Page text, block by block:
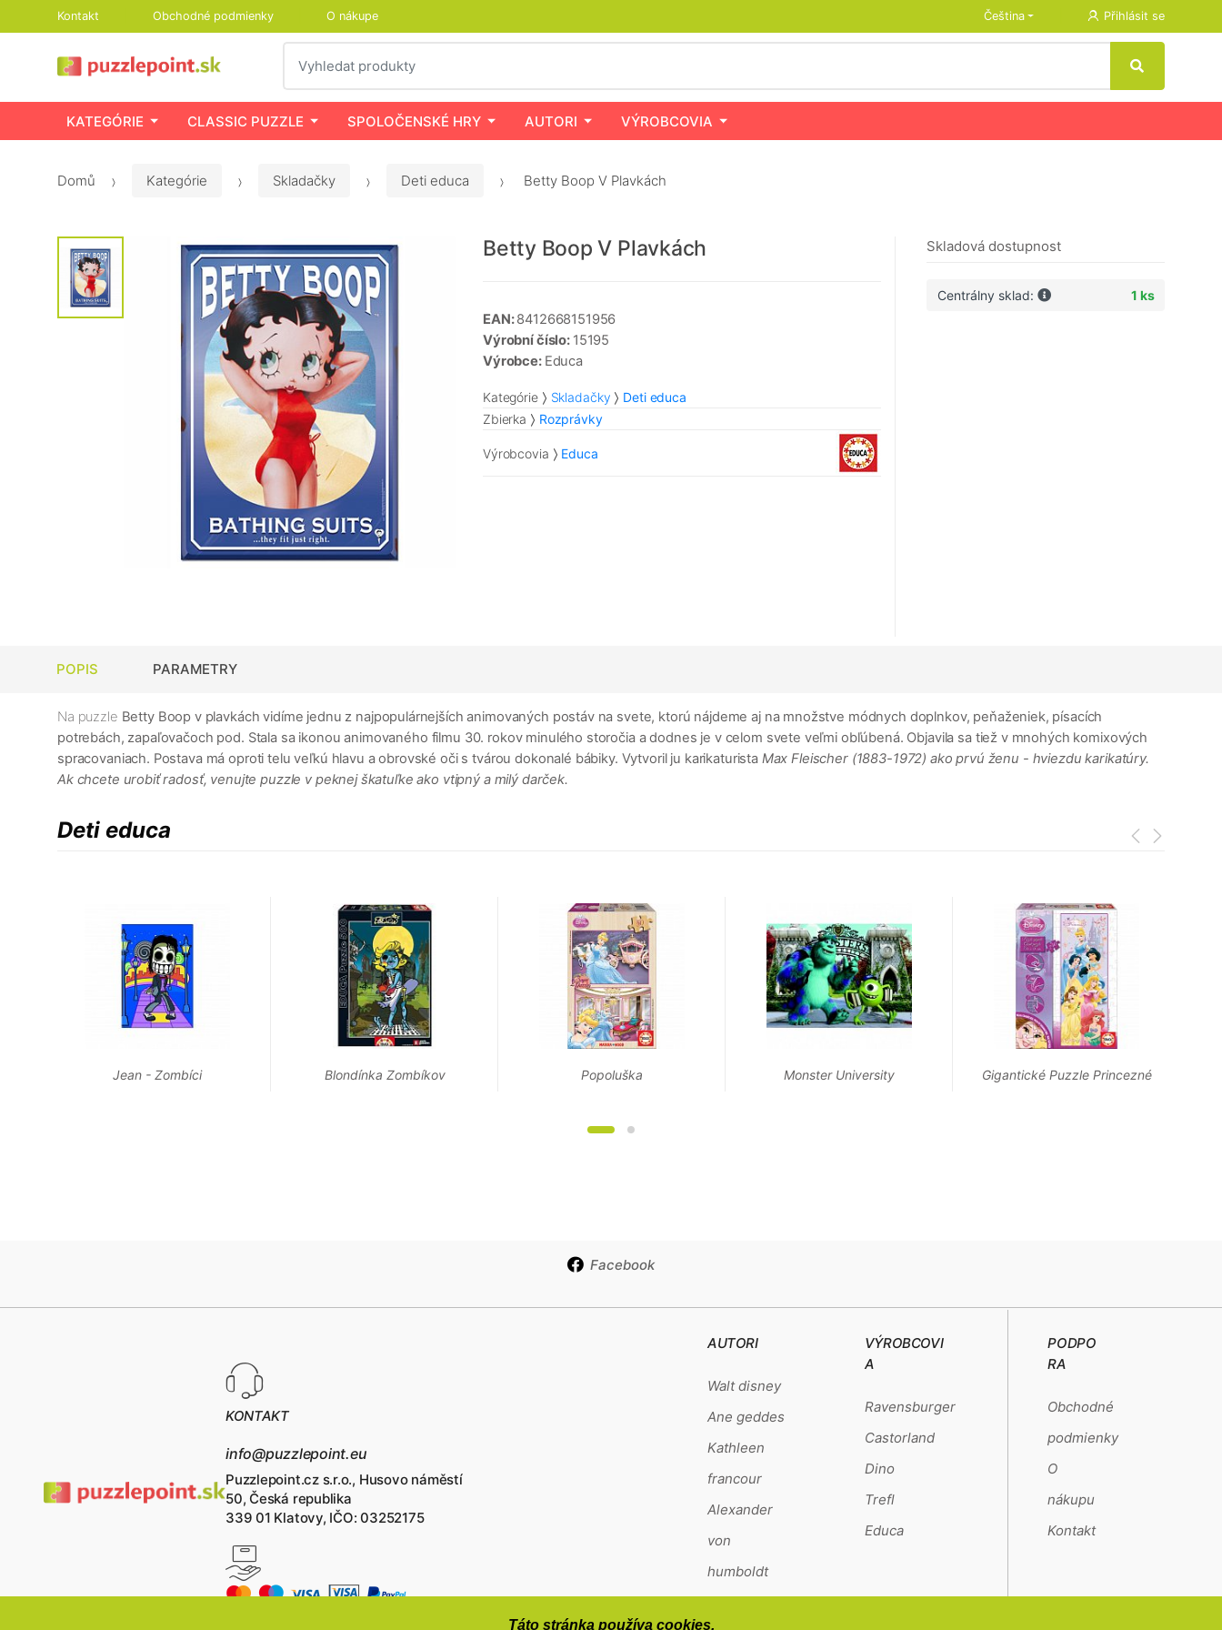
Kontakt Obchodné podmienky O nákupe Čeština Přihlásit se
KATEGÓRIE CLASSIC PUZZLE SPOLOČENSKÉ HRY AUTORI VÝROBCOVIA
Domů Kategórie Skladačky Deti educa Betty Boop V Plavkách
Betty Boop V Plavkách
EAN:8412668151956
Výrobní číslo: 15195
Výrobce: Educa
Kategórie Skladačky
Deti educa
Zbierka
Rozprávky
Výrobcovia Educa
Skladová dostupnost
Centrálny sklad: 1 ks
POPIS PARAMETRY
Na puzzle Betty Boop v plavkáchvidíme jednu z najpopulárnejších animovaných postáv na svete, ktorú nájdeme aj na množstve módnych doplnkov, peňaženiek, písacích
potrebách, zapaľovačoch pod. Stala sa ikonou animovaného filmu 30. rokov minulého storočia a dodnes je v celom svete veľmi obľúbená. Objavila sa tiež v mnohých komixových
spracovaniach. Postava má oproti telu veľkú hlavu a obrovské oči s tvárou dokonalé bábiky. Vytvoril ju karikaturista Max Fleischer (1883-1972) ako prvú ženu - hviezdu karikatúry.
Ak chcete urobiť radosť, venujte puzzle v peknej škatuľke ako vtipný a milý darček.
Deti educa
Jean - Zombíci Blondínka Zombíkov Popoluška Monster University Gigantické Puzzle Princezné
Facebook
KONTAKT
info@puzzlepoint.eu
Puzzlepoint.cz s.r.o., Husovo náměstí
50, Česká republika
339 01 Klatovy, IČO: 03252175
AUTORI
Walt disney
Ane geddes
Kathleen
francour
Alexander
von
humboldt
Kagaya
VÝROBCOVI
A
Ravensburger
Castorland
Dino
Trefl
Educa
PODPO
RA
Obchodné
podmienky
O
nákupu
Kontakt
Táto stránka používa cookies.